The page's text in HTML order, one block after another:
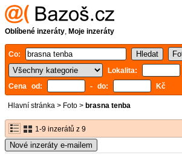
Oblíbené inzeráty, Moje inzeráty
Co:
Lokalita:
Cena od:
- do: Kč
Hlavní stránka > Foto > brasna tenba
1-9 inzerátů z 9
Nové inzeráty e-mailem